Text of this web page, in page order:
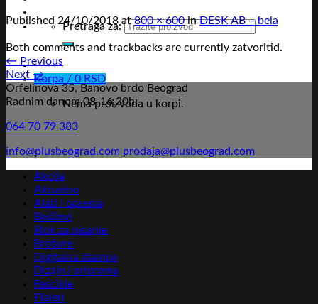
Pretraga za:
Korpa / 0 RSD
Nema proizvoda u korpi.
Published 24/10/2018 at800 × 600inDESK AB – bela
Both comments and trackbacks are currently zatvoritid.
← Previous
Next →
Orfelinova 35, Banovo brdo Beograd
Radnim danom 08-16,30h
064 70 79 383
info@plusbeograd.com prodaja@plusbeograd.com
Akcija
Aktuelno
Alati i oprema
Bedževi
Blok za pisanje
Brošure
Digitalna štampa
Dizajn i priprema
Fascikle
Flajeri